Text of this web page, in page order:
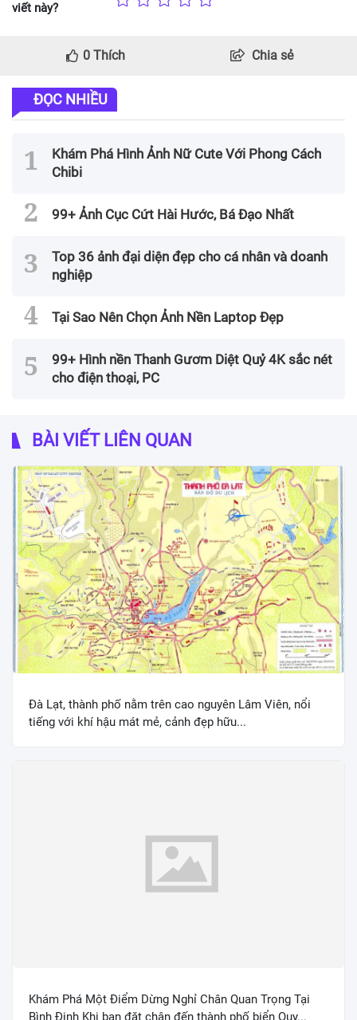
viết này?
0 Thích Chia sẻ
ĐỌC NHIỀU
Khám Phá Hình Ảnh Nữ Cute Với Phong Cách
Chibi
99+ Ảnh Cục Cứt Hài Hước, Bá Đạo Nhất
Top 36 ảnh đại diện đẹp cho cá nhân và doanh
nghiệp
Tại Sao Nên Chọn Ảnh Nền Laptop Đẹp
99+ Hình nền Thanh Gươm Diệt Quỷ 4K sắc nét
cho điện thoại, PC
BÀI VIẾT LIÊN QUAN
Đà Lạt, thành phố nằm trên cao nguyên Lâm Viên, nổi
tiếng với khí hậu mát mẻ, cảnh đẹp hữu...
Khám Phá Một Điểm Dừng Nghỉ Chân Quan Trọng Tại
Bình Định Khi bạn đặt chân đến thành phố biển Quy...